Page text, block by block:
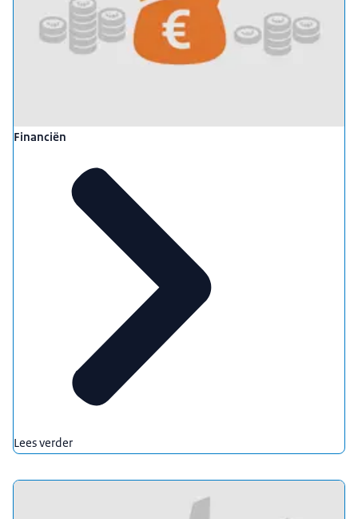
Financiën
Lees verder